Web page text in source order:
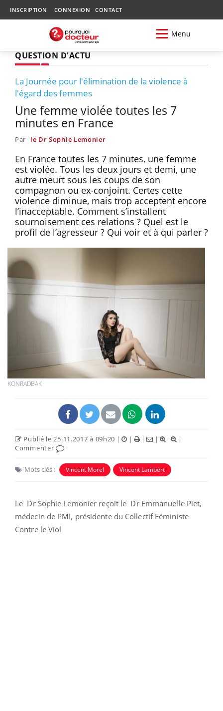
INSCRIPTION CONNEXION CONTACT
Menu
QUESTION D'ACTU
La Journée pour l'élimination de la violence à
l'égard des femmes
Une femme violée toutes les 7
minutes en France
Par le Dr Sophie Lemonier
En France toutes les 7 minutes, une femme
est violée. Tous les deux jours et demi, une
autre meurt sous les coups de son
compagnon ou ex-conjoint. Certes cette
violence diminue, mais trop acceptent encore
l’inacceptable. Comment s’installent
sournoisement ces relations ? Quel est le
profil de l’agresseur ? Qui voir et à qui parler ?
KONRADBAK
Publié le 25.11.2017 à 09h20 | | | |
|
Commenter
Mots clés : Vincent Morel Vincent Lambert
Le Dr Sophie Lemonier reçoit le Dr Emmanuelle Piet,
médecin de PMI, présidente du Collectif Féministe
Contre le Viol